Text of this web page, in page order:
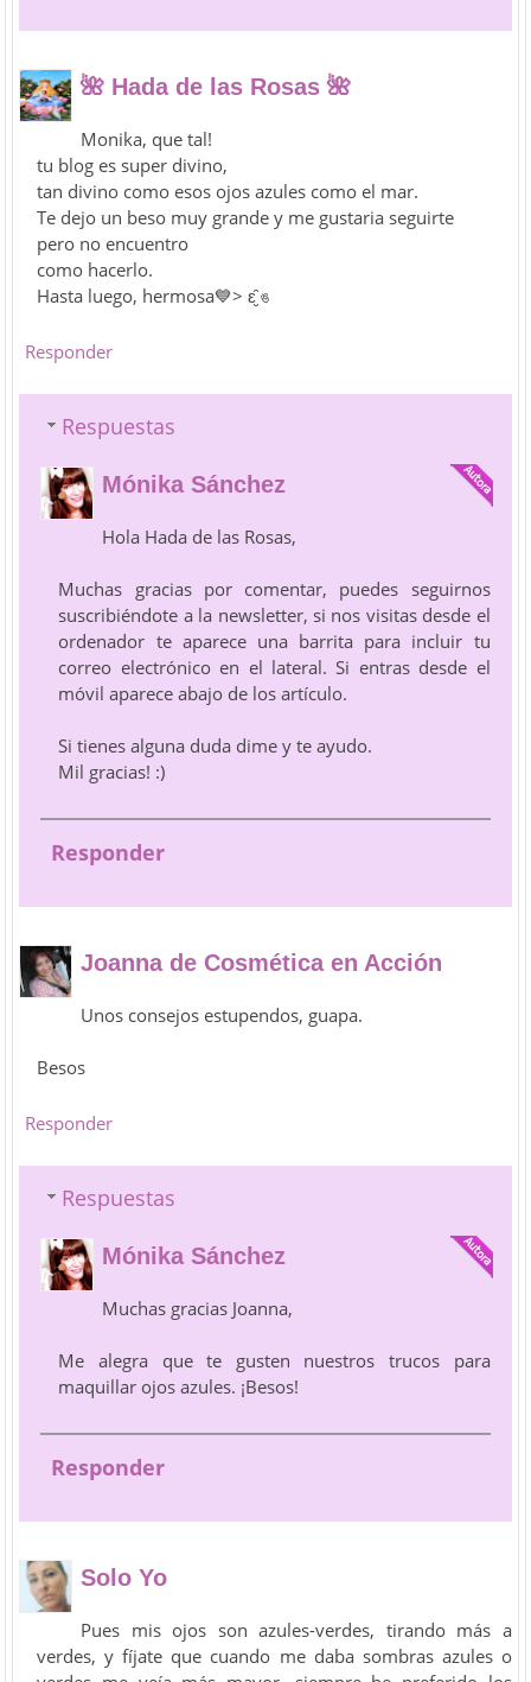
🌺 Hada de las Rosas 🌺
Monika, que tal!
tu blog es super divino,
tan divino como esos ojos azules como el mar.
Te dejo un beso muy grande y me gustaria seguirte
pero no encuentro
como hacerlo.
Hasta luego, hermosa💙> ԑ̮̑ ঙ
Responder
Respuestas
Mónika Sánchez
Hola Hada de las Rosas,
Muchas gracias por comentar, puedes seguirnos
suscribiéndote a la newsletter, si nos visitas desde el
ordenador te aparece una barrita para incluir tu
correo electrónico en el lateral. Si entras desde el
móvil aparece abajo de los artículo.
Si tienes alguna duda dime y te ayudo.
Mil gracias! :)
Responder
Joanna de Cosmética en Acción
Unos consejos estupendos, guapa.
Besos
Responder
Respuestas
Mónika Sánchez
Muchas gracias Joanna,
Me alegra que te gusten nuestros trucos para
maquillar ojos azules. ¡Besos!
Responder
Solo Yo
Pues mis ojos son azules-verdes, tirando más a
verdes, y fíjate que cuando me daba sombras azules o